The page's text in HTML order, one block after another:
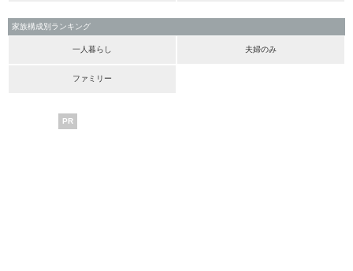
家族構成別ランキング
一人暮らし 夫婦のみ
ファミリー
PR